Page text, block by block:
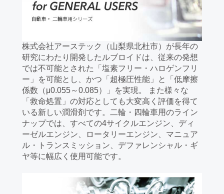
株式会社アーステック（山梨県北杜市）が長年の
研究にわたり開発したルブロイドは、従来の発想
では不可能とされた「塩素フリー・ハロゲンフリ
ー」を可能とし、かつ「超極圧性能」と「低摩擦
係数（μ0.055～0.085）」を実現。 また様々な
「救命処置」の対応としても大変高く評価を得て
いる新しい潤滑剤です。二輪・四輪車用のライン
ナップでは、すべての4サイクルエンジン、ディ
ーゼルエンジン、ロータリーエンジン、マニュア
ル・トランスミッション、デファレンシャル・ギ
ヤ等に幅広く使用可能です。